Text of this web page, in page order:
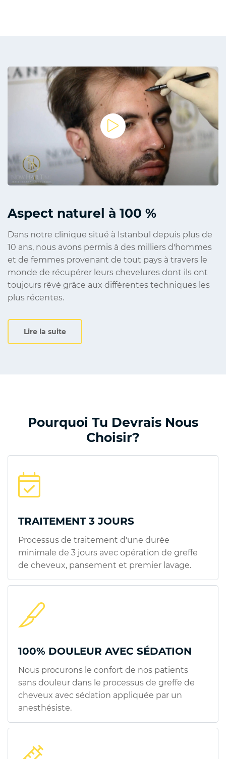
Aspect naturel à 100 %
Dans notre clinique situé à Istanbul depuis plus de
10 ans, nous avons permis à des milliers d'hommes
et de femmes provenant de tout pays à travers le
monde de récupérer leurs chevelures dont ils ont
toujours rêvé grâce aux différentes techniques les
plus récentes.
Lire la suite
Pourquoi Tu Devrais Nous
Choisir?
TRAITEMENT 3 JOURS
Processus de traitement d'une durée
minimale de 3 jours avec opération de greffe
de cheveux, pansement et premier lavage.
100% DOULEUR AVEC SÉDATION
Nous procurons le confort de nos patients
sans douleur dans le processus de greffe de
cheveux avec sédation appliquée par un
anesthésiste.